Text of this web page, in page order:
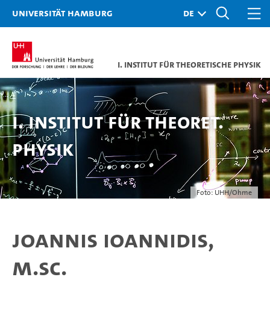
Universität Hamburg
I. Institut für Theoretische Physik
Foto: UHH/Ohme
I. Institut für Theoret.
Physik
Joannis Ioannidis,
M.Sc.